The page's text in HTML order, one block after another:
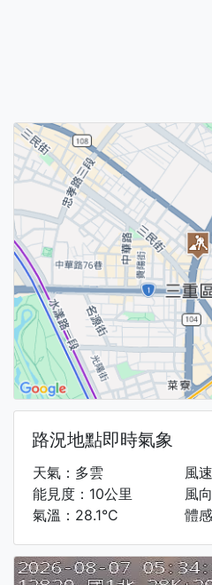
路況地點即時氣象
天氣：多雲
能見度：10公里
氣溫：28.1°C
風
風
體